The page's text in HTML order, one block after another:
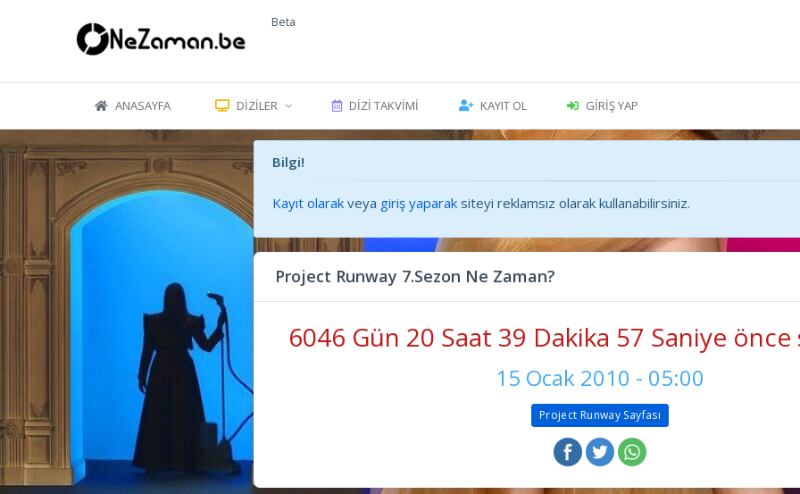
Beta
ANASAYFA DIZILER DIZI TAKVIMI KAYIT OL GIRIŞ YAP
Bilgi!
Kayıt olarak veya giriş yaparak siteyi reklamsız olarak kullanabilirsiniz.
Project Runway 7.Sezon Ne Zaman?
6046 Gün 20 Saat 39 Dakika 59 Saniye
15 Ocak 2010 - 05:00
Project Runway Sayfası